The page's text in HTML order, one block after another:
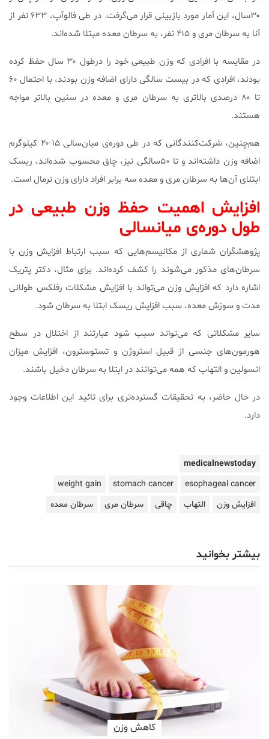
۳۰سال، این آمار مورد بازبینی قرار می‌گرفت. در طی فالوآپ، ۶۳۳ نفر از
آنا به سرطان مری و ۴۱۵ نفر، به سرطان معده مبتلا شده‌اند.
در مقایسه با افرادی که وزن طبیعی خود را درطول ۳۰ سال حفظ کرده
‌بودند، افرادی که در بیست سالگی دارای اضافه وزن بودند، با احتمال ۶۰
تا ۸۰ درصدی بالاتری به سرطان مری و معده در سنین بالاتر مواجه
هستند.
هم‌چنین، شرکت‌کنندگانی که در طی دوره‌ی میان‌سالی ۱۵-۲۰ کیلوگرم
اضافه وزن داشته‌اند و تا ۵۰سالگی نیز، چاق محسوب شده‌اند، ریسک
ابتلای آن‌ها به سرطان مری و معده سه برابر افراد دارای وزن نرمال است.
افزایش اهمیت حفظ وزن طبیعی در
طول دوره‌ی میانسالی
پژوهشگران شماری از مکانیسم‌هایی که سبب ارتباط افزایش وزن با
سرطان‌های مذکور می‌شوند را کشف کرده‌اند. برای مثال، دکتر پتریک
اشاره دارد که افزایش وزن می‌تواند با افزایش مشکلات رفلکس طولانی
مدت و سوزش معده، سبب افزایش ریسک ابتلا به سرطان شود.
سایر مشکلاتی که می‌تواند سبب شود عبارتند از اختلال در سطح
هورمون‌های جنسی از قبیل استروژن و تستوسترون، افزایش میزان
انسولین و التهاب که همه می‌توانند در ابتلا به سرطان دخیل باشند.
در حال حاضر، به تحقیقات گسترده‌تری برای تائید این اطلاعات وجود
دارد.
medicalnewstoday
esophageal cancer
stomach cancer
weight gain
افزایش وزن
التهاب چاقی سرطان مری سرطان معده
بیشتر بخوانید
کاهش وزن